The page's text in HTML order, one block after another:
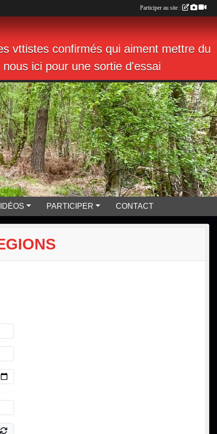
vttistes confirmés qui aiment mettre du
ici pour une sortie d'essai
PARTICIPER CONTACT
Participer au site :